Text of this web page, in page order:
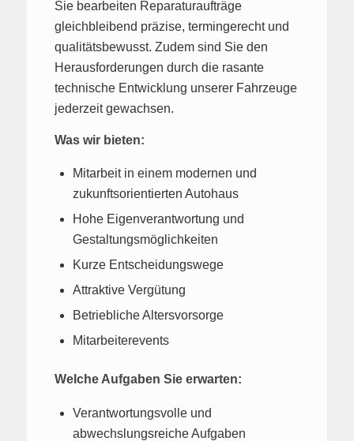
Sie bearbeiten Reparaturaufträge
gleichbleibend präzise, termingerecht und
qualitätsbewusst. Zudem sind Sie den
Herausforderungen durch die rasante
technische Entwicklung unserer Fahrzeuge
jederzeit gewachsen.
Was wir bieten:
Mitarbeit in einem modernen und
zukunftsorientierten Autohaus
Hohe Eigenverantwortung und
Gestaltungsmöglichkeiten
Kurze Entscheidungswege
Attraktive Vergütung
Betriebliche Altersvorsorge
Mitarbeiterevents
Welche Aufgaben Sie erwarten:
Verantwortungsvolle und
abwechslungsreiche Aufgaben